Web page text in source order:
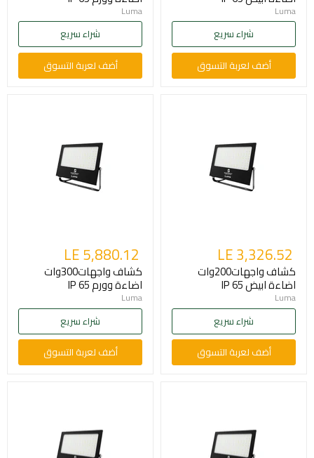
Luma
شراء سريع
أضف لعربة التسوق
Luma
شراء سريع
أضف لعربة التسوق
LE 3,326.52
كشاف واجهات200وات
اضاءة ابيض IP 65
Luma
شراء سريع
أضف لعربة التسوق
LE 5,880.12
كشاف واجهات300وات
اضاءة وورم IP 65
Luma
شراء سريع
أضف لعربة التسوق